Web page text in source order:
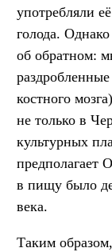
употребляли
голода.
об обратном:
костного
не только в
культурных
предполагает
в пищу было
века.
Таким